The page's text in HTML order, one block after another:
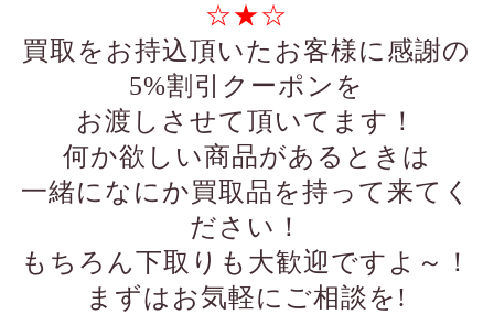
☆★☆
買取をお持込頂いたお客様に感謝の
5%割引クーポンを
お渡しさせて頂いてます！
何か欲しい商品があるときは
一緒になにか買取品を持って来てく
ださい！
もちろん下取りも大歓迎ですよ～！
まずはお気軽にご相談を!